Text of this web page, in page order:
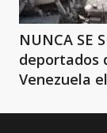
NUNCA SE
deportados
Venezuela